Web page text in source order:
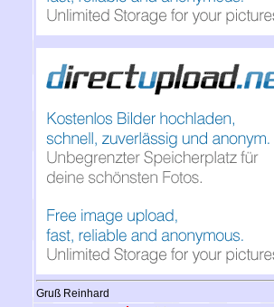
Gruß Reinhard